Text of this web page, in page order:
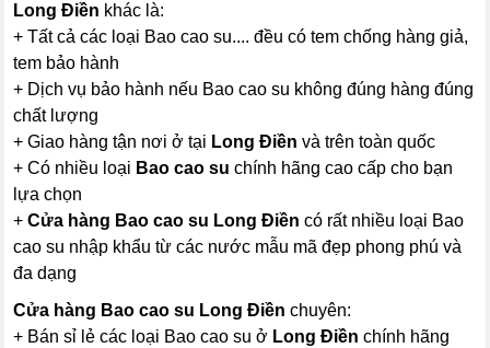
Long Điền khác là:
+ Tất cả các loại Bao cao su.... đều có tem chống hàng giả,
tem bảo hành
+ Dịch vụ bảo hành nếu Bao cao su không đúng hàng đúng
chất lượng
+ Giao hàng tận nơi ở tại Long Điền và trên toàn quốc
+ Có nhiều loại Bao cao su chính hãng cao cấp cho bạn
lựa chọn
+Cửa hàng Bao cao su Long Điền có rất nhiều loại Bao
cao su nhập khẩu từ các nước mẫu mã đẹp phong phú và
đa dạng
Cửa hàng Bao cao su Long Điềnchuyên:
+ Bán sỉ lẻ các loại Bao cao su ở Long Điền chính hãng